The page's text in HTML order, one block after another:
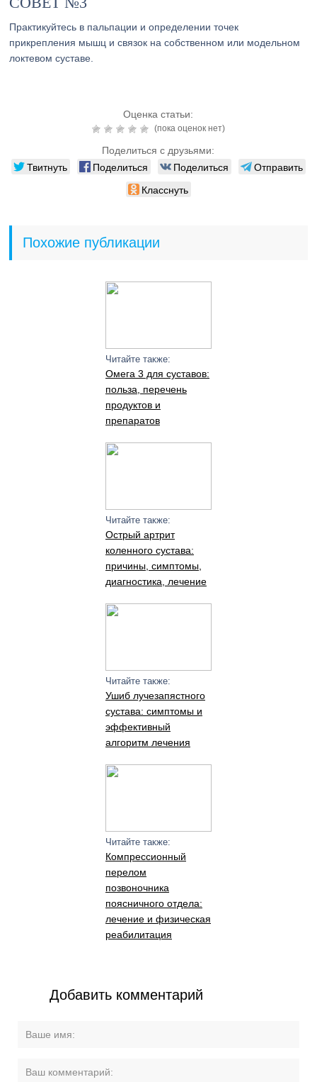
Практикуйтесь в пальпации и определении точек
прикрепления мышц и связок на собственном или модельном
локтевом суставе.
Оценка статьи:
(пока оценок нет)
Поделиться с друзьями:
Твитнуть Поделиться Поделиться
Отправить
Класснуть
Похожие публикации
Читайте также:
Омега 3 для суставов:
польза, перечень
продуктов и
препаратов
Читайте также:
Острый артрит
коленного сустава:
причины, симптомы,
диагностика, лечение
Читайте также:
Ушиб лучезапястного
сустава: симптомы и
эффективный
алгоритм лечения
Читайте также:
Компрессионный
перелом
позвоночника
поясничного отдела:
лечение и физическая
реабилитация
Добавить комментарий